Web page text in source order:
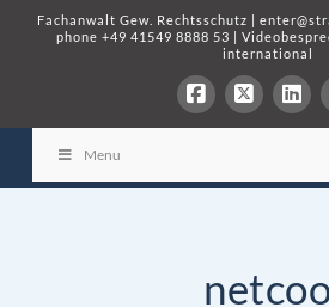
Fachanwalt Gew. Rechtsschutz |
phone+49 41549 8888 53 |
international
Menu